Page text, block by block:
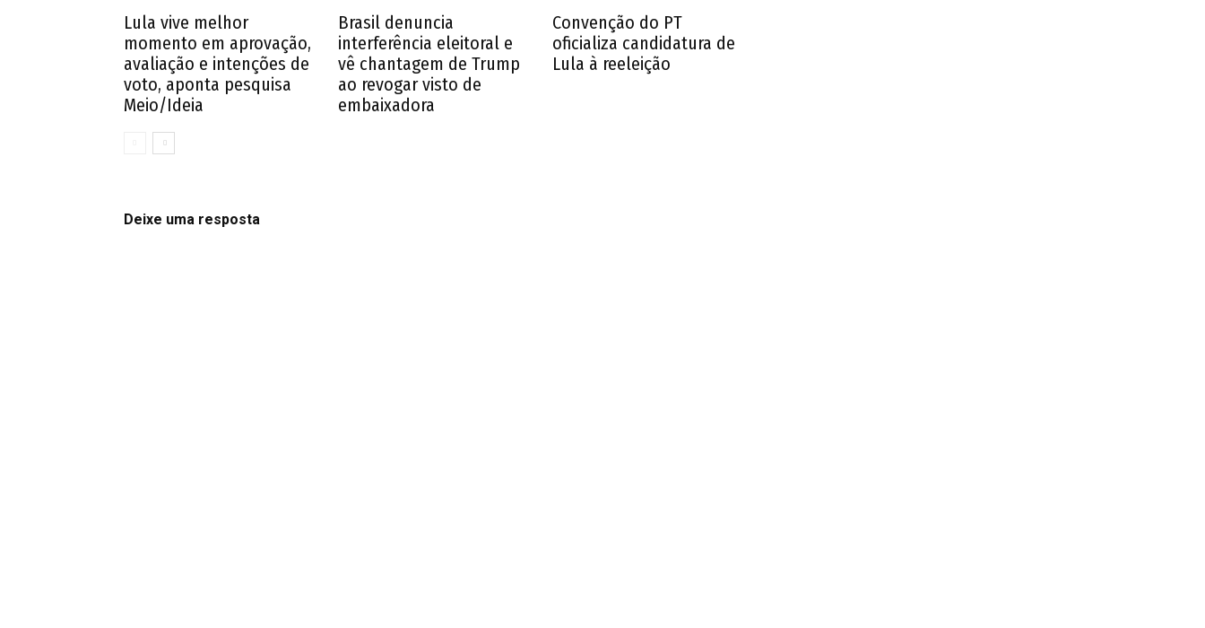
Lula vive melhor
momento em aprovação,
avaliação e intenções de
voto, aponta pesquisa
Meio/Ideia
Brasil denuncia
interferência eleitoral e
vê chantagem de Trump
ao revogar visto de
embaixadora
Convenção do PT
oficializa candidatura de
Lula à reeleição
Deixe uma resposta